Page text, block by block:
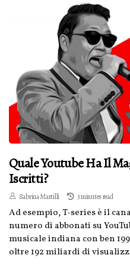
Quale Youtube Ha Il
Iscritti?
Sabrina Martilli 3 minutes read
Ad esempio, T-series è il
numero di abbonati su
musicale indiana con ben
oltre 192 miliardi di